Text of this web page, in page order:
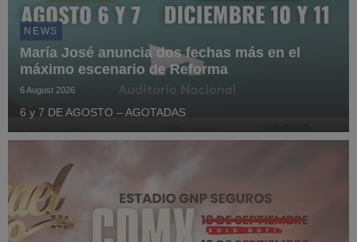
NEWS
María José anuncia dos fechas más en el
máximo escenario de Reforma
6 August 2026
6 y 7 DE AGOSTO – AGOTADAS